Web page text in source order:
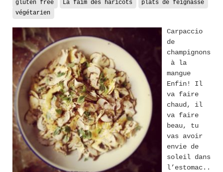
gluten free La faim des haricots
plats de feignasse
végétarien
Carpaccio
de
champignons
à la
mangue
Enfin! Il
va faire
chaud, il
va faire
beau, tu
vas avoir
envie de
soleil dans
l’estomac..